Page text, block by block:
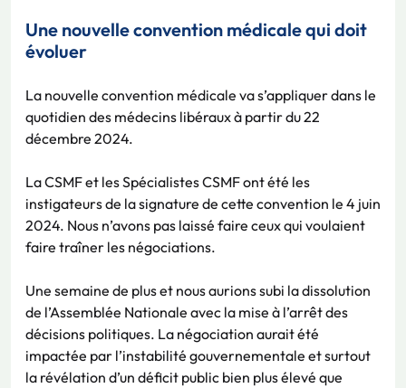
Une nouvelle convention médicale qui doit
évoluer
La nouvelle convention médicale va s’appliquer dans le
quotidien des médecins libéraux à partir du 22
décembre 2024.
La CSMF et les Spécialistes CSMF ont été les
instigateurs de la signature de cette convention le 4 juin
2024. Nous n’avons pas laissé faire ceux qui voulaient
faire traîner les négociations.
Une semaine de plus et nous aurions subi la dissolution
de l’Assemblée Nationale avec la mise à l’arrêt des
décisions politiques. La négociation aurait été
impactée par l’instabilité gouvernementale et surtout
la révélation d’un déficit public bien plus élevé que